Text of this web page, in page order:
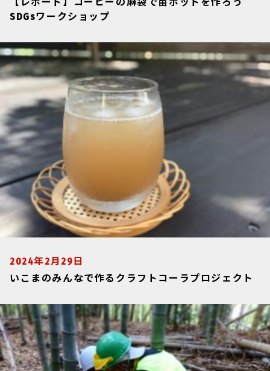
SDGsワークショップ
2024年2月29日
いこまのみんなで作るクラフトコーラプロジェクト